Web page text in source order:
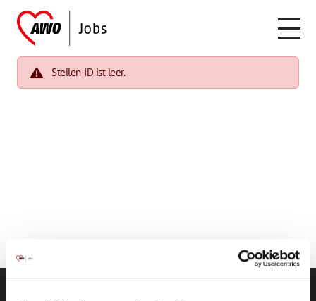
Stellen-ID ist leer.